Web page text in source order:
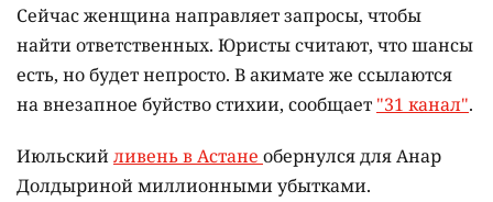
Сейчас женщина направляет запросы, чтобы
найти ответственных. Юристы считают, что шансы
есть, но будет непросто. В акимате же ссылаются
на внезапное буйство стихии, сообщает "31 канал".
Июльскийливень в Астане обернулся для Анар
Долдыриной миллионными убытками.